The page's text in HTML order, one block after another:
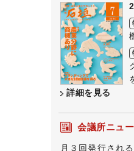
詳細を見る
会議所ニュ
月３回発行され